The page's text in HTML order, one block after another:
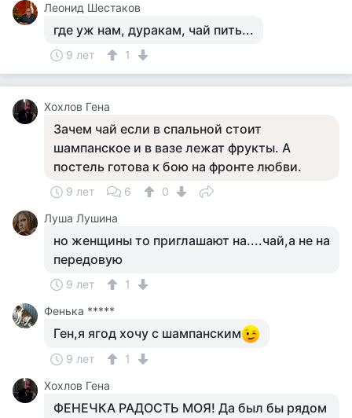
Леонид Шестаков
где уж нам, дуракам, чай пить...
9 лет 1
Хохлов Гена
Зачем чай если в спальной стоит
шампанское и в вазе лежат фрукты. А
постель готова к бою на фронте любви.
9 лет 6
0
Луша Лушина
но женщины то приглашают на....чай,а не на
передовую
9 лет
1
Фенька *****
Ген,я ягод хочу с шампанским
9 лет
1
Хохлов Гена
ФЕНЕЧКА РАДОСТЬ МОЯ! Да был бы рядом